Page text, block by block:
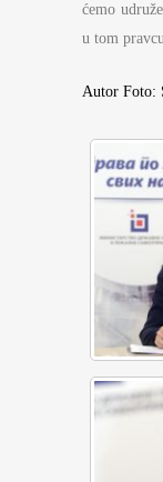
ćemo
u tom
Autor Foto: